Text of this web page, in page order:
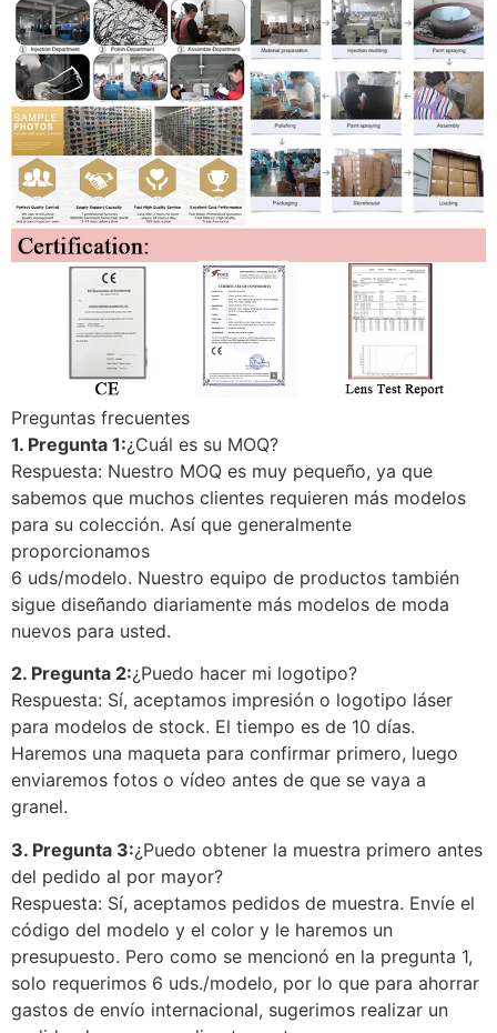
Preguntas frecuentes
1. Pregunta 1:¿Cuál es su MOQ?
Respuesta: Nuestro MOQ es muy pequeño, ya que
sabemos que muchos clientes requieren más modelos
para su colección. Así que generalmente
proporcionamos
6 uds/modelo. Nuestro equipo de productos también
sigue diseñando diariamente más modelos de moda
nuevos para usted.
2. Pregunta 2:¿Puedo hacer mi logotipo?
Respuesta: Sí, aceptamos impresión o logotipo láser
para modelos de stock. El tiempo es de 10 días.
Haremos una maqueta para confirmar primero, luego
enviaremos fotos o vídeo antes de que se vaya a
granel.
3. Pregunta 3:¿Puedo obtener la muestra primero antes
del pedido al por mayor?
Respuesta: Sí, aceptamos pedidos de muestra. Envíe el
código del modelo y el color y le haremos un
presupuesto. Pero como se mencionó en la pregunta 1,
solo requerimos 6 uds./modelo, por lo que para ahorrar
gastos de envío internacional, sugerimos realizar un